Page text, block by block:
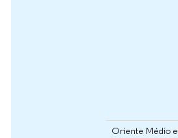
Oriente Médio e